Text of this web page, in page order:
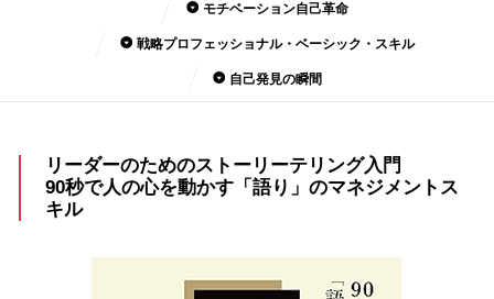
モチベーション自己革命
戦略プロフェッショナル・ベーシック・スキル
自己発見の瞬間
リーダーのためのストーリーテリング入門
90秒で人の心を動かす「語り」のマネジメントス
キル